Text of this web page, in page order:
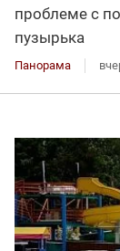
проблеме с
пузырька
Панорама